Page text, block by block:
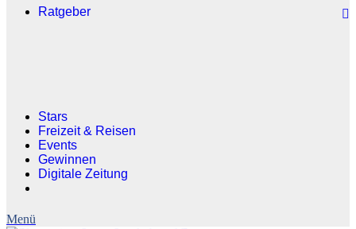
Ratgeber
Stars
Freizeit & Reisen
Events
Gewinnen
Digitale Zeitung